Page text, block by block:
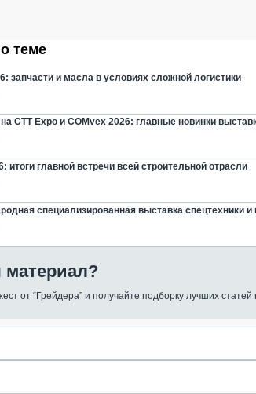
теме
запчасти и масла в условиях сложной логистики
CTT Expo и COMvex 2026: главные новинки
итоги главной встречи всей строительной отрасли
специализированная выставка спецтехники
от “Грейдера” и получайте подборку лучших